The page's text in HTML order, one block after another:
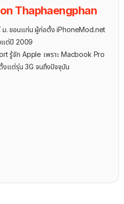
Thaphaengphan
ม. ขอนแก่น ผู้ก่อตั้ง iPhoneMod.net
ต่ปี 2009
รู้จัก ​Apple เพราะ Macbook Pro
งแต่รุ่น 3G จนถึงปัจจุบัน